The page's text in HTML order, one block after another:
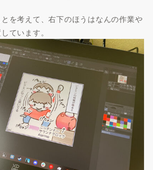
を考えて、右下のほうはなんの作業や
ています。